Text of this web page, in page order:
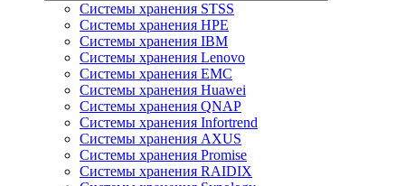
Системы хранения STSS
Системы хранения HPE
Системы хранения IBM
Системы хранения Lenovo
Системы хранения EMC
Системы хранения Huawei
Системы хранения QNAP
Системы хранения Infortrend
Системы хранения AXUS
Системы хранения Promise
Системы хранения RAIDIX